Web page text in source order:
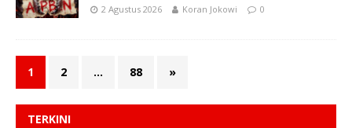
2 Agustus 2026 Koran Jokowi 0
1 2 … 88 »
TERKINI